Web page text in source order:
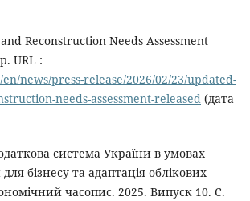
Reconstruction Needs Assessment
URL :
news/press-release/2026/02/23/updated-
needs-assessment-released (дата
система України в умовах
бізнесу та адаптація облікових
часопис. 2025. Випуск 10. С.